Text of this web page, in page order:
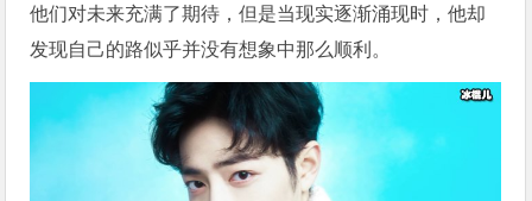
他们对未来充满了期待，但是当现实逐渐涌现时，他却
发现自己的路似乎并没有想象中那么顺利。